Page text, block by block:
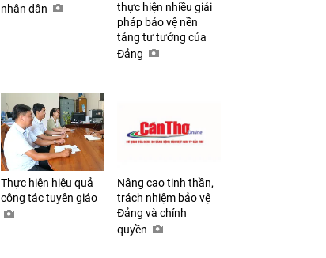
nhân dân
thực hiện nhiều giải
pháp bảo vệ nền
tảng tư tưởng của
Đảng
Thực hiện hiệu quả
công tác tuyên giáo
Nâng cao tinh thần,
trách nhiệm bảo vệ
Đảng và chính
quyền